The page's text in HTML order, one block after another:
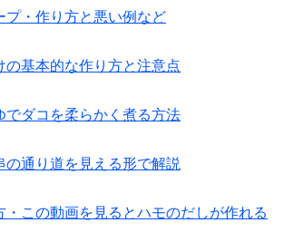
プ・作り方と悪い例など
の基本的な作り方と注意点
でダコを柔らかく煮る方法
の通り道を見える形で解説
・この動画を見るとハモのだしが作れる